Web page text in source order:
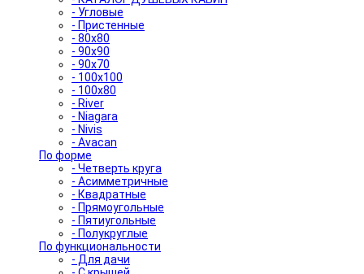
- Угловые
- Пристенные
- 80x80
- 90x90
- 90x70
- 100x100
- 100x80
- River
- Niagara
- Nivis
- Avacan
По форме
- Четверть круга
- Асимметричные
- Квадратные
- Прямоугольные
- Пятиугольные
- Полукруглые
По функциональности
- Для дачи